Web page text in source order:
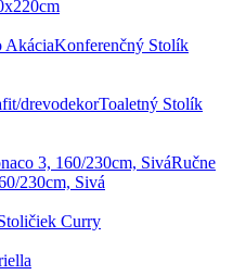
Konferenčný Stolík
Toaletný Stolík
Ručne
230cm, Sivá
Curry